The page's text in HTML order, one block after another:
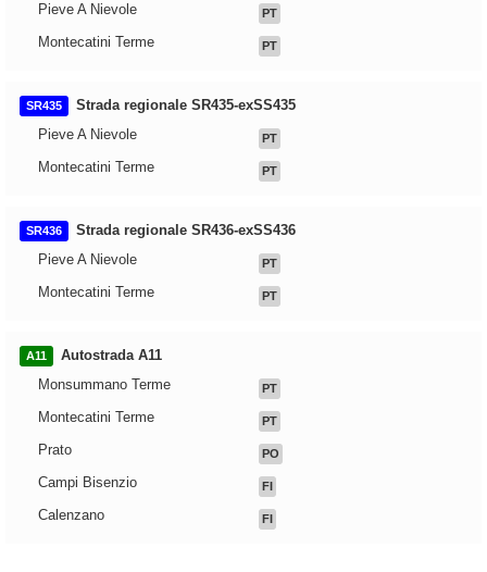
Pieve A Nievole PT
Montecatini Terme PT
SR435
Strada regionale SR435-exSS435
Pieve A Nievole
PT
Montecatini Terme PT
SR436
Strada regionale SR436-exSS436
Pieve A Nievole
PT
Montecatini Terme PT
A11
Autostrada A11
Monsummano Terme
PT
Montecatini Terme PT
Prato PO
Campi Bisenzio FI
Calenzano FI